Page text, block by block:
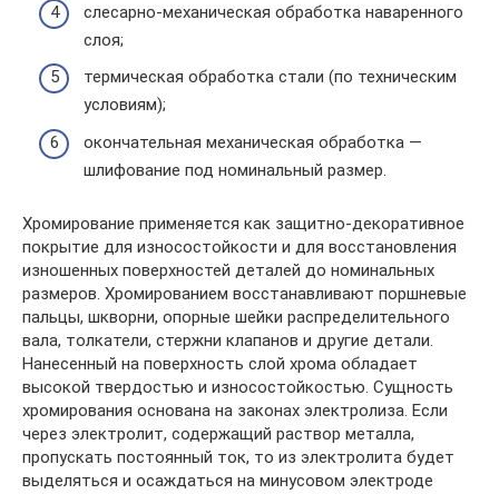
слесарно-механическая обработка наваренного
слоя;
термическая обработка стали (по техническим
условиям);
окончательная механическая обработка —
шлифование под номинальный размер.
Хромирование применяется как защитно-декоративное
покрытие для износостойкости и для восстановления
изношенных поверхностей деталей до номинальных
размеров. Хромированием восстанавливают поршневые
пальцы, шкворни, опорные шейки распределительного
вала, толкатели, стержни клапанов и другие детали.
Нанесенный на поверхность слой хрома обладает
высокой твердостью и износостойкостью. Сущность
хромирования основана на законах электролиза. Если
через электролит, содержащий раствор металла,
пропускать постоянный ток, то из электролита будет
выделяться и осаждаться на минусовом электроде